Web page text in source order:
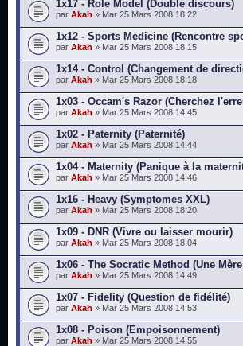
1x17 - Role Model (Double discours)
par Akah » Mar 25 Mars 2008 18:22
1x12 - Sports Medicine (Rencontre
par Akah » Mar 25 Mars 2008 18:15
1x14 - Control (Changement de
par Akah » Mar 25 Mars 2008 18:18
1x03 - Occam's Razor (Cherchez
par Akah » Mar 25 Mars 2008 14:45
1x02 - Paternity (Paternité)
par Akah » Mar 25 Mars 2008 14:44
1x04 - Maternity (Panique à la
par Akah » Mar 25 Mars 2008 14:46
1x16 - Heavy (Symptomes XXL)
par Akah » Mar 25 Mars 2008 18:20
1x09 - DNR (Vivre ou laisser mourir)
par Akah » Mar 25 Mars 2008 18:04
1x06 - The Socratic Method (Une
par Akah » Mar 25 Mars 2008 14:49
1x07 - Fidelity (Question de fidélité)
par Akah » Mar 25 Mars 2008 14:53
1x08 - Poison (Empoisonnement)
par Akah » Mar 25 Mars 2008 14:55